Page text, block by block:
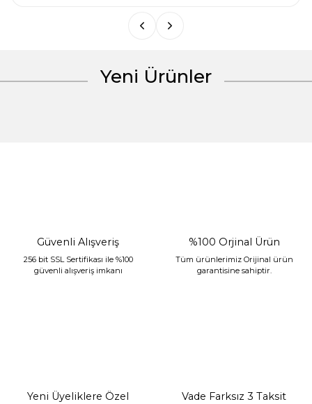
Yeni Ürünler
Güvenli Alışveriş
256 bit SSL Sertifikası ile %100
güvenli alışveriş imkanı
%100 Orjinal Ürün
Tüm ürünlerimiz Orijinal ürün
garantisine sahiptir.
Yeni Üyeliklere Özel Vade Farksız 3 Taksit